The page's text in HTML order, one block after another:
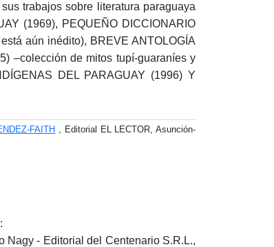
trabajos sobre literatura paraguaya
(1969), PEQUEÑO DICCIONARIO
aún inédito), BREVE ANTOLOGÍA
–colección de mitos tupí-guaraníes y
DEL PARAGUAY (1996) Y
FAITH , Editorial EL LECTOR, Asunción-
Nagy - Editorial del Centenario S.R.L.,